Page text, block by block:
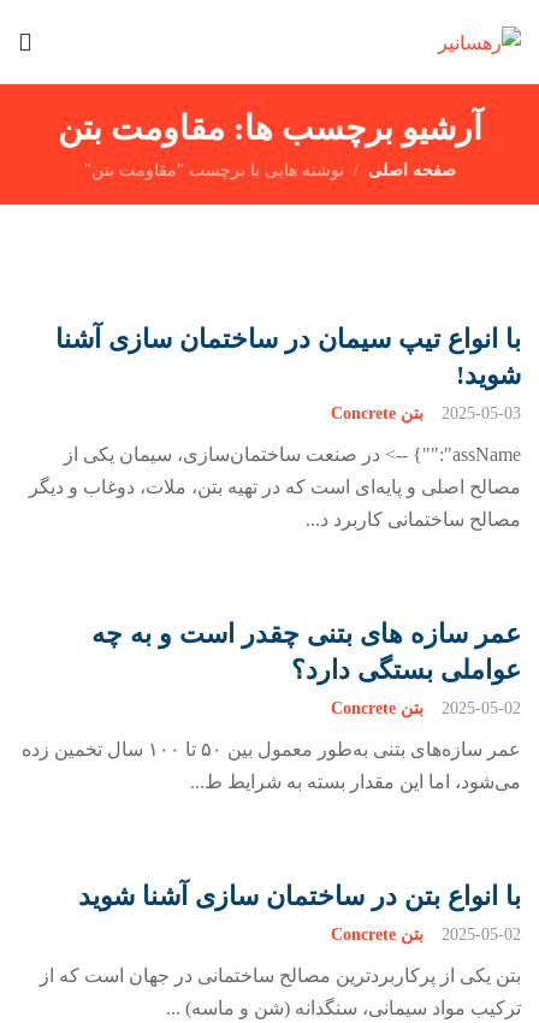
آرشیو برچسب ها: مقاومت بتن
صفحه اصلی نوشته هایی با برچسب "مقاومت بتن"
با انواع تیپ سیمان در ساختمان سازی آشنا
شوید!
2025-05-03 بتن Concrete
assName":""} --> در صنعت ساختمان‌سازی، سیمان یکی از
مصالح اصلی و پایه‌ای است که در تهیه بتن، ملات، دوغاب و دیگر
مصالح ساختمانی کاربرد د...
عمر سازه های بتنی چقدر است و به چه
عواملی بستگی دارد؟
2025-05-02 بتن Concrete
عمر سازه‌های بتنی به‌طور معمول بین ۵۰ تا ۱۰۰ سال تخمین زده
می‌شود، اما این مقدار بسته به شرایط ط...
با انواع بتن در ساختمان سازی آشنا شوید
2025-05-02 بتن Concrete
بتن یکی از پرکاربردترین مصالح ساختمانی در جهان است که از
ترکیب مواد سیمانی، سنگدانه (شن و ماسه) ...